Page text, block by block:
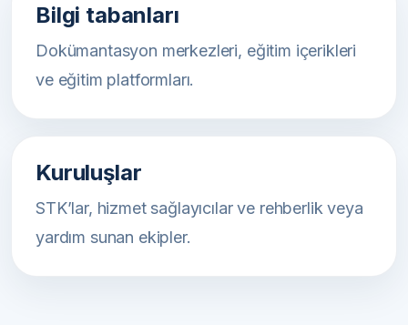
Bilgi tabanları
Dokümantasyon merkezleri, eğitim içerikleri
ve eğitim platformları.
Kuruluşlar
STK’lar, hizmet sağlayıcılar ve rehberlik veya
yardım sunan ekipler.